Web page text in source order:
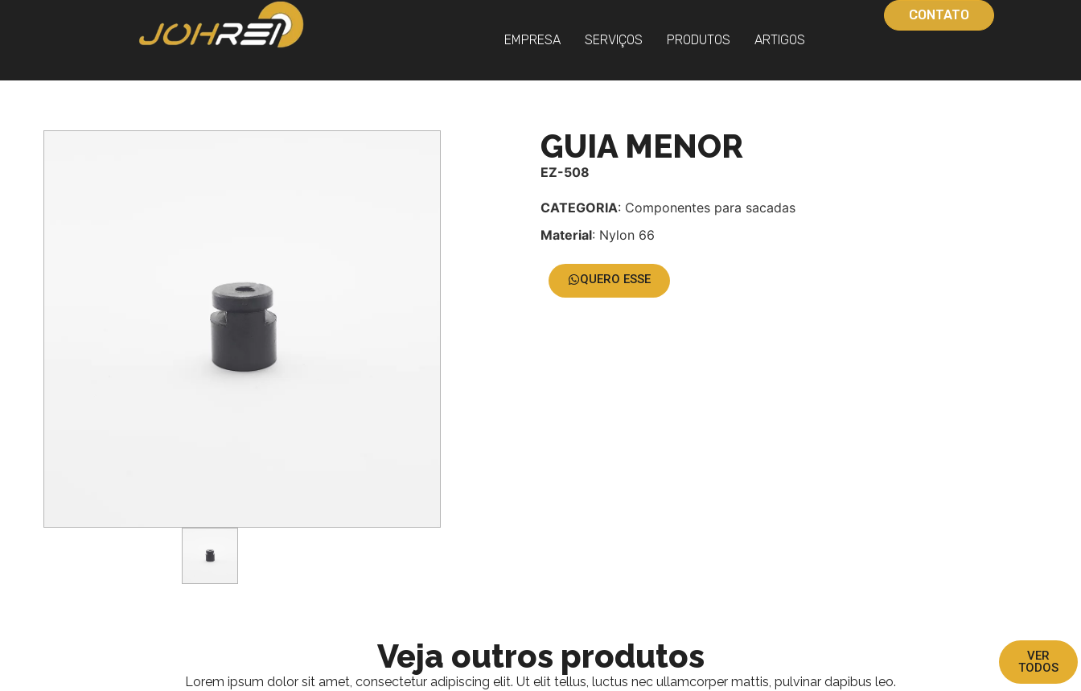
EMPRESA SERVIÇOS PRODUTOS ARTIGOS
CONTATO
GUIA MENOR
EZ-508
CATEGORIA: Componentes para sacadas
Material: Nylon 66
QUERO ESSE
Veja outros produtos
Lorem ipsum dolor sit amet, consectetur adipiscing elit. Ut elit tellus, luctus nec ullamcorper mattis, pulvinar dapibus leo.
VER
TODOS